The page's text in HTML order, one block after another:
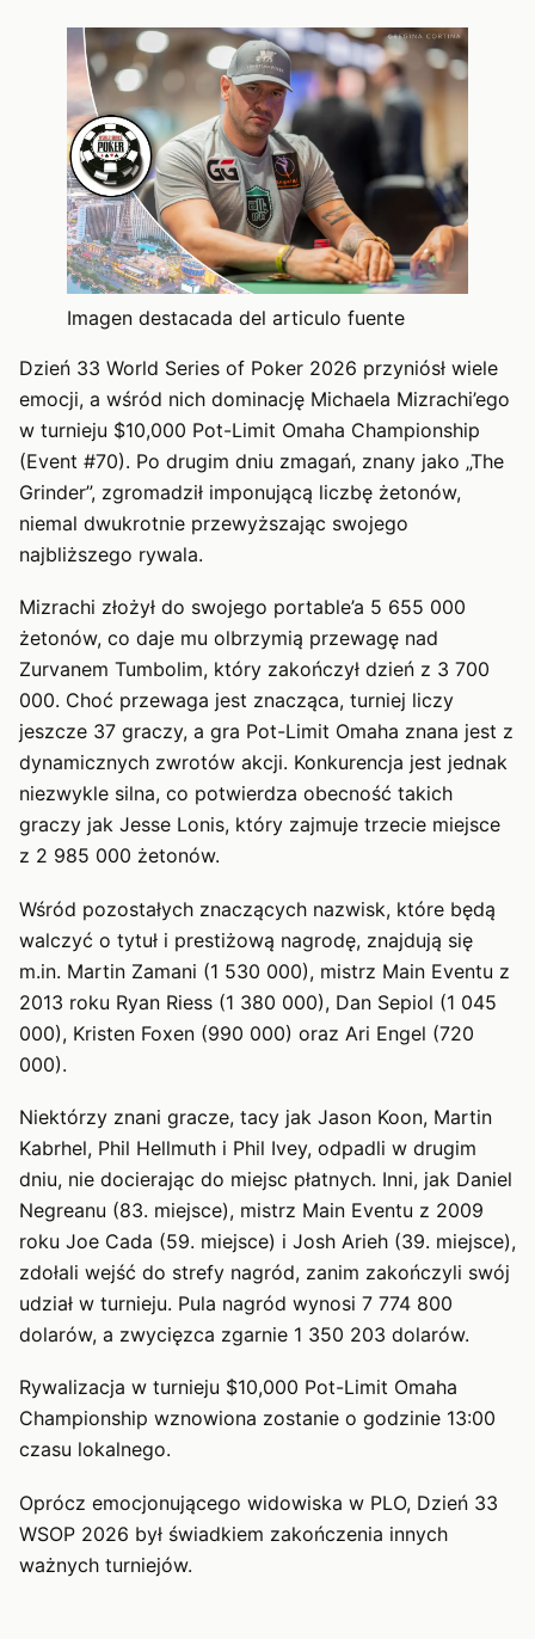
Imagen destacada del articulo fuente
Dzień 33 World Series of Poker 2026 przyniósł wiele
emocji, a wśród nich dominację Michaela Mizrachi’ego
w turnieju $10,000 Pot-Limit Omaha Championship
(Event #70). Po drugim dniu zmagań, znany jako „The
Grinder”, zgromadził imponującą liczbę żetonów,
niemal dwukrotnie przewyższając swojego
najbliższego rywala.
Mizrachi złożył do swojego portable’a 5 655 000
żetonów, co daje mu olbrzymią przewagę nad
Zurvanem Tumbolim, który zakończył dzień z 3 700
000. Choć przewaga jest znacząca, turniej liczy
jeszcze 37 graczy, a gra Pot-Limit Omaha znana jest z
dynamicznych zwrotów akcji. Konkurencja jest jednak
niezwykle silna, co potwierdza obecność takich
graczy jak Jesse Lonis, który zajmuje trzecie miejsce
z 2 985 000 żetonów.
Wśród pozostałych znaczących nazwisk, które będą
walczyć o tytuł i prestiżową nagrodę, znajdują się
m.in. Martin Zamani (1 530 000), mistrz Main Eventu z
2013 roku Ryan Riess (1 380 000), Dan Sepiol (1 045
000), Kristen Foxen (990 000) oraz Ari Engel (720
000).
Niektórzy znani gracze, tacy jak Jason Koon, Martin
Kabrhel, Phil Hellmuth i Phil Ivey, odpadli w drugim
dniu, nie docierając do miejsc płatnych. Inni, jak Daniel
Negreanu (83. miejsce), mistrz Main Eventu z 2009
roku Joe Cada (59. miejsce) i Josh Arieh (39. miejsce),
zdołali wejść do strefy nagród, zanim zakończyli swój
udział w turnieju. Pula nagród wynosi 7 774 800
dolarów, a zwycięzca zgarnie 1 350 203 dolarów.
Rywalizacja w turnieju $10,000 Pot-Limit Omaha
Championship wznowiona zostanie o godzinie 13:00
czasu lokalnego.
Oprócz emocjonującego widowiska w PLO, Dzień 33
WSOP 2026 był świadkiem zakończenia innych
ważnych turniejów.